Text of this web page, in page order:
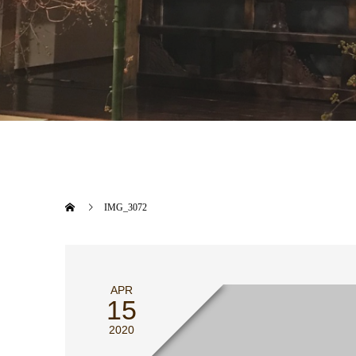
IMG_3072
APR
15
2020